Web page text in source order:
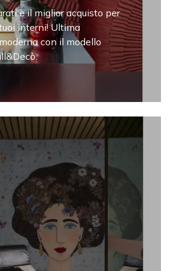
è il miglior acquisto per
interni! Ultima
con il modello